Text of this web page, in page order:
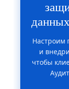
Настроим
и
чтобы